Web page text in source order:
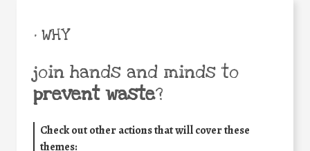
• WHY
join hands and minds to
prevent waste?
Check out other actions that will cover these
themes: